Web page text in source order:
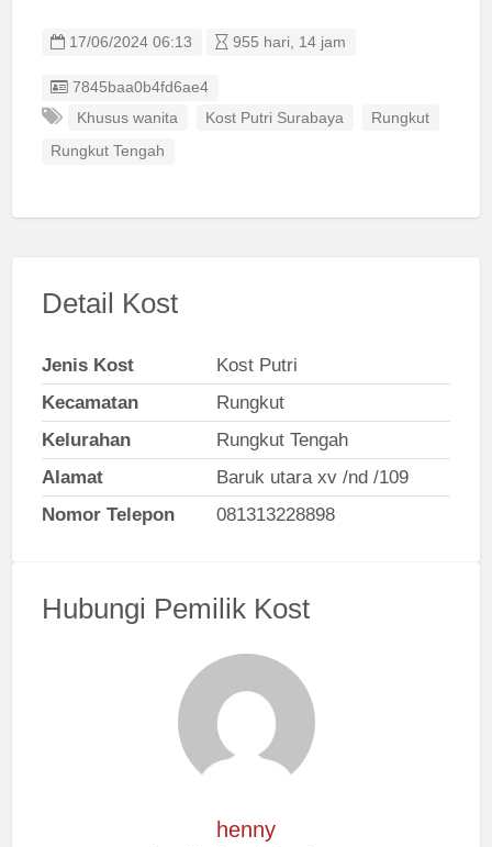
17/06/2024 06:13 955 hari, 14 jam
Listing ID
7845baa0b4fd6ae4
Khusus wanita
Kost Putri Surabaya Rungkut
Rungkut Tengah
Detail Kost
Jenis Kost
Kost Putri
Kecamatan
Rungkut
Kelurahan
Rungkut Tengah
Alamat
Baruk utara xv /nd /109
Nomor Telepon
081313228898
Hubungi Pemilik Kost
henny